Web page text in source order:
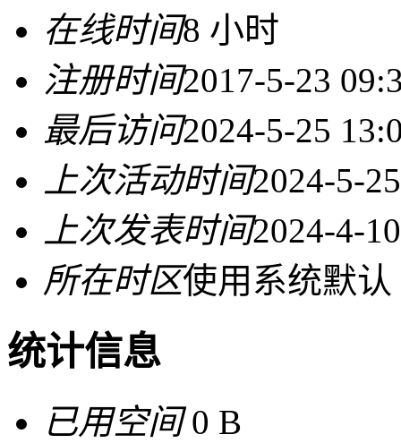
在线时间8 小时
注册时间2017-5-23
最后访问2024-5-25
上次活动时间2024-5-
上次发表时间2024-4-
所在时区使用系统默认
统计信息
已用空间0 B